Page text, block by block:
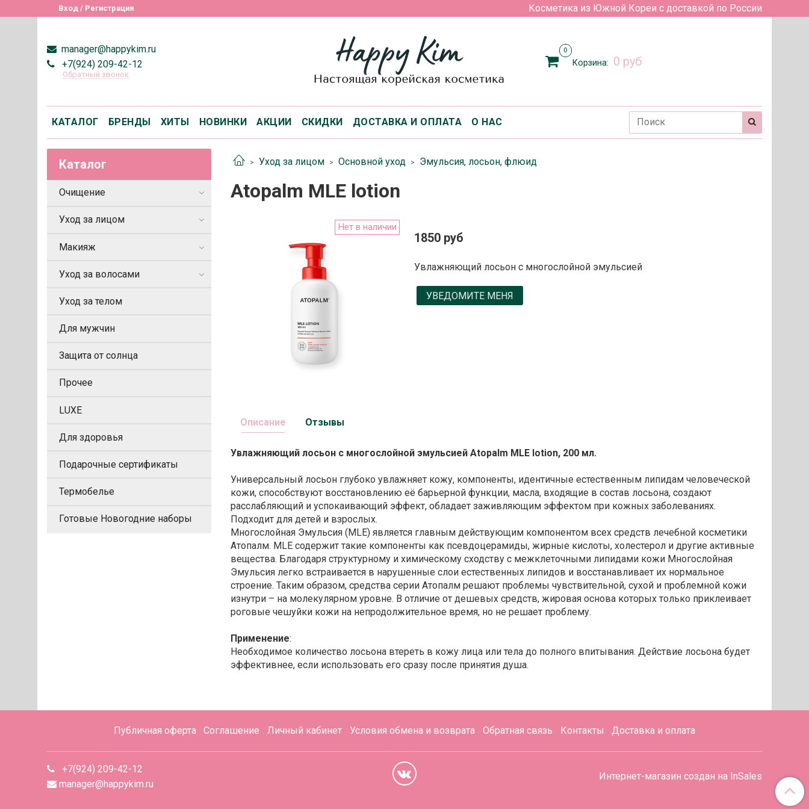
Вход / Регистрация Косметика из Южной Кореи с доставкой по России
manager@happykim.ru
+7(924) 209-42-12
Обратный звонок
0
Корзина: 0 руб
КАТАЛОГ БРЕНДЫ ХИТЫ НОВИНКИ АКЦИИ СКИДКИ ДОСТАВКА И ОПЛАТА О НАС
Уход за лицом Основной уход Эмульсия, лосьон, флюид
Atopalm MLE lotion
Нет в наличии
1850 руб
Увлажняющий лосьон с многослойной эмульсией
УВЕДОМИТЕ МЕНЯ
Описание
Увлажняющий лосьон с многослойной эмульсией Atopalm MLE lotion, 200 мл.
Универсальный лосьон глубоко увлажняет кожу, компоненты, идентичные естественным липидам человеческой
кожи, способствуют восстановлению её барьерной функции, масла, входящие в состав лосьона, создают
расслабляющий и успокаивающий эффект, обладает заживляющим эффектом при кожных заболеваниях.
Подходит для детей и взрослых.
Многослойная Эмульсия (MLE) является главным действующим компонентом всех средств лечебной косметики
Атопалм. MLE содержит такие компоненты как псевдоцерамиды, жирные кислоты, холестерол и другие активные
вещества. Благодаря структурному и химическому сходству с межклеточными липидами кожи Многослойная
Эмульсия легко встраивается в нарушенные слои естественных липидов и восстанавливает их нормальное
строение. Таким образом, средства серии Атопалм решают проблемы чувствительной, сухой и проблемной кожи
изнутри – на молекулярном уровне. В отличие от дешевых средств, жировая основа которых только приклеивает
роговые чешуйки кожи на непродолжительное время, но не решает проблему.
Применение:
Необходимое количество лосьона втереть в кожу лица или тела до полного впитывания. Действие лосьона будет
эффективнее, если использовать его сразу после принятия душа.
Отзывы
Каталог
Очищение
Уход за лицом
Макияж
Уход за волосами
Уход за телом
Для мужчин
Защита от солнца
Прочее
LUXE
Для здоровья
Подарочные сертификаты
Термобелье
Готовые Новогодние наборы
Публичная оферта Соглашение Личный кабинет Условия обмена и возврата Обратная связь Контакты Доставка и оплата
+7(924) 209-42-12
manager@happykim.ru
Интернет-магазин создан на InSales